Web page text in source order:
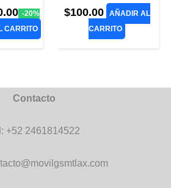
El
precio
actual
-20%
CARRITO
$100.00
AÑADIR AL
CARRITO
Contacto
+52 2461814522